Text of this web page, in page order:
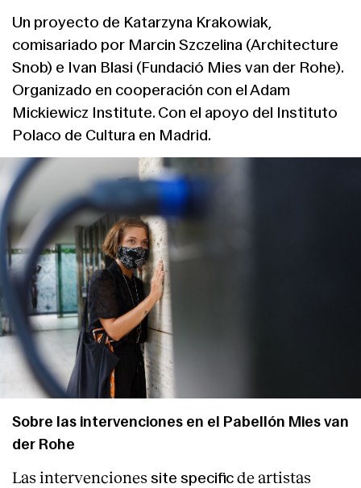
Un proyecto de Katarzyna Krakowiak,
comisariado por Marcin Szczelina (Architecture
Snob) e Ivan Blasi (Fundació Mies van der Rohe).
Organizado en cooperación con el Adam
Mickiewicz Institute. Con el apoyo del Instituto
Polaco de Cultura en Madrid.
Sobre las intervenciones en el Pabellón Mies van
der Rohe
Las intervenciones site specific de artistas